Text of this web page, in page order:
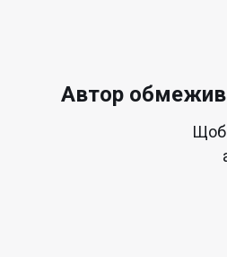
Автор обмежив
Щоб